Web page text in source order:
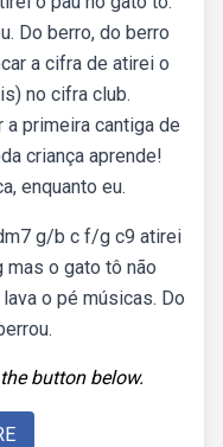
Do berro, do berro
a cifra de atirei o
no cifra club.
primeira cantiga de
criança aprende!
enquanto eu.
g/b c f/g c9 atirei
o gato tô não
o pé músicas. Do
button below.